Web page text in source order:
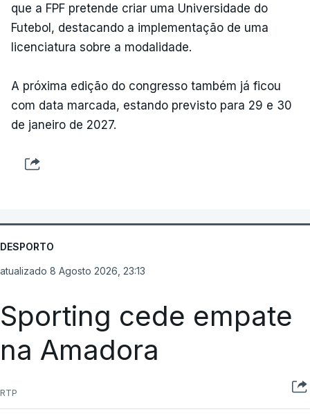
que a FPF pretende criar uma Universidade do
Futebol, destacando a implementação de uma
licenciatura sobre a modalidade.
A próxima edição do congresso também já ficou
com data marcada, estando previsto para 29 e 30
de janeiro de 2027.
DESPORTO
atualizado 8 Agosto 2026, 23:13
Sporting cede empate
na Amadora
RTP